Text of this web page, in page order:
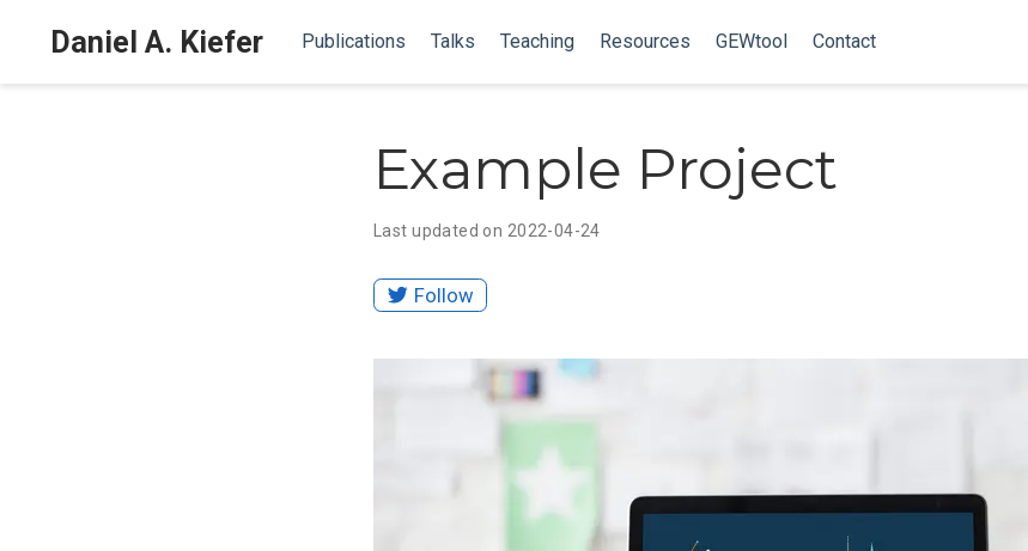
Daniel A. Kiefer Publications Talks Teaching Resources GEWtool Contact
Example Project
Last updated on 2022-04-24
Follow